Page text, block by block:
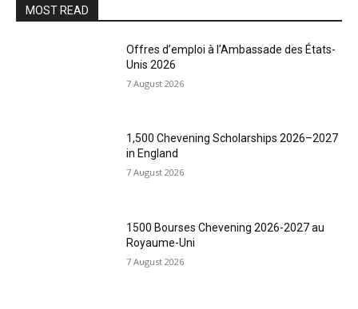
MOST READ
Offres d’emploi à l’Ambassade des États-
Unis 2026
7 August 2026
1,500 Chevening Scholarships 2026–2027
in England
7 August 2026
1500 Bourses Chevening 2026-2027 au
Royaume-Uni
7 August 2026